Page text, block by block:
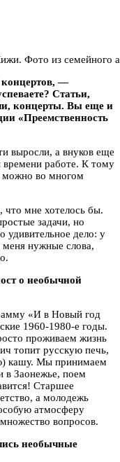
Фото из семейного
—
Статьи,
концерты. Вы еще и
«Преемственность
выросли, а внуков еще
времени работе. К тому
можно во многом
что мне хотелось бы.
задачи, но
удивительное дело: у
меня нужные слова,
о необычной
«И в Новый год
1960-1980-е годы.
проживаем жизнь
топит русскую печь,
кашу. Мы принимаем
в Заонежье, поем
Старшее
а молодежь
атмосферу
вопросов.
необычные